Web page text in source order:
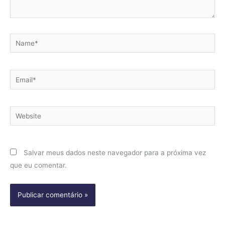
Name*
Email*
Website
Salvar meus dados neste navegador para a próxima vez
que eu comentar.